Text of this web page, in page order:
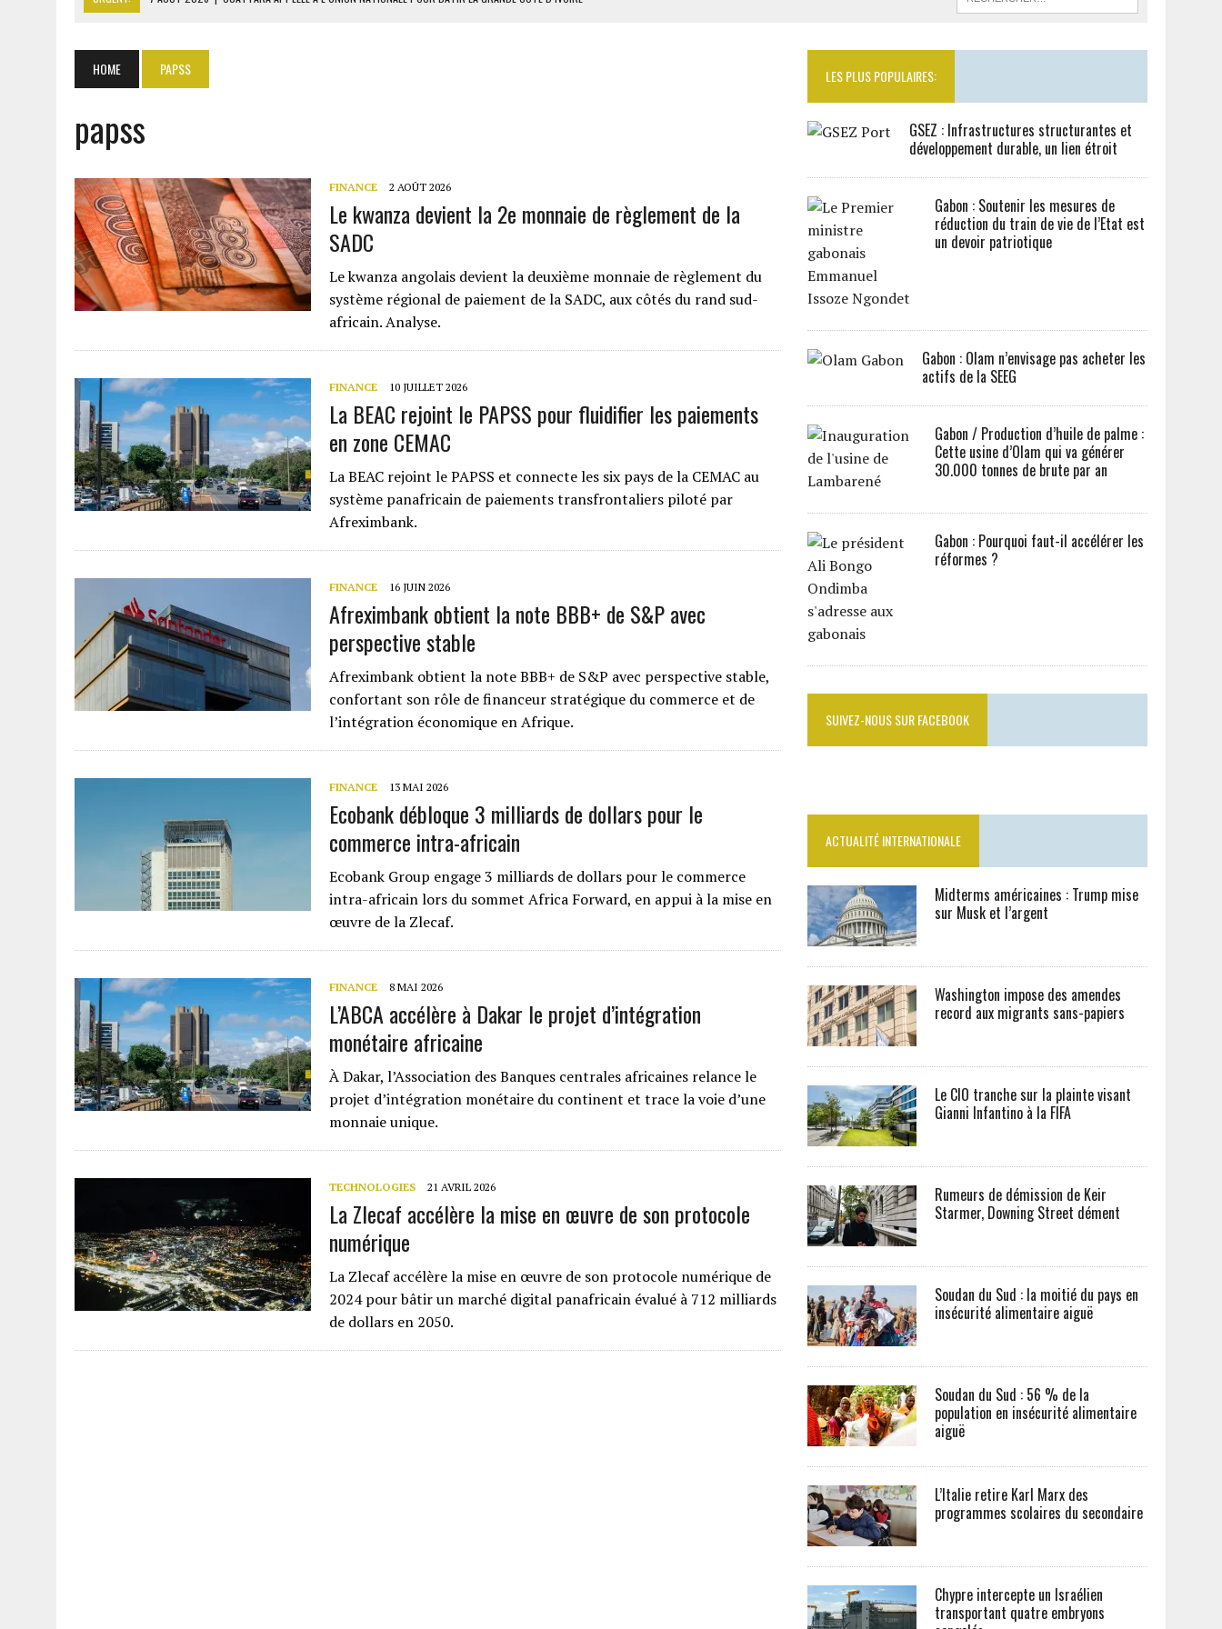
7 AOÛT 2026 | LE PREMIER MINISTRE GUINÉEN SALUE LE MODÈLE IVOIRIEN DE DÉVELOPPEMENT
HOME PAPSS
papss
FINANCE 2 AOÛT 2026
Le kwanza devient la 2e monnaie de règlement de la
SADC
Le kwanza angolais devient la deuxième monnaie de règlement du
système régional de paiement de la SADC, aux côtés du rand sud-
africain. Analyse.
FINANCE 10 JUILLET 2026
La BEAC rejoint le PAPSS pour fluidifier les paiements
en zone CEMAC
La BEAC rejoint le PAPSS et connecte les six pays de la CEMAC au
système panafricain de paiements transfrontaliers piloté par
Afreximbank.
FINANCE 16 JUIN 2026
Afreximbank obtient la note BBB+ de S&P avec
perspective stable
Afreximbank obtient la note BBB+ de S&P avec perspective stable,
confortant son rôle de financeur stratégique du commerce et de
l’intégration économique en Afrique.
FINANCE 13 MAI 2026
Ecobank débloque 3 milliards de dollars pour le
commerce intra-africain
Ecobank Group engage 3 milliards de dollars pour le commerce
intra-africain lors du sommet Africa Forward, en appui à la mise en
œuvre de la Zlecaf.
FINANCE 8 MAI 2026
L’ABCA accélère à Dakar le projet d’intégration
monétaire africaine
À Dakar, l’Association des Banques centrales africaines relance le
projet d’intégration monétaire du continent et trace la voie d’une
monnaie unique.
TECHNOLOGIES 21 AVRIL 2026
La Zlecaf accélère la mise en œuvre de son protocole
numérique
La Zlecaf accélère la mise en œuvre de son protocole numérique de
2024 pour bâtir un marché digital panafricain évalué à 712 milliards
de dollars en 2050.
LES PLUS POPULAIRES:
GSEZ : Infrastructures structurantes et
développement durable, un lien étroit
Gabon : Soutenir les mesures de
réduction du train de vie de l’Etat est
un devoir patriotique
Gabon : Olam n’envisage pas acheter les
actifs de la SEEG
Gabon / Production d’huile de palme :
Cette usine d’Olam qui va générer
30.000 tonnes de brute par an
Gabon : Pourquoi faut-il accélérer les
réformes ?
SUIVEZ-NOUS SUR FACEBOOK
ACTUALITÉ INTERNATIONALE
Midterms américaines : Trump mise
sur Musk et l’argent
Washington impose des amendes
record aux migrants sans-papiers
Le CIO tranche sur la plainte visant
Gianni Infantino à la FIFA
Rumeurs de démission de Keir
Starmer, Downing Street dément
Soudan du Sud : la moitié du pays en
insécurité alimentaire aiguë
Soudan du Sud : 56 % de la
population en insécurité alimentaire
aiguë
L’Italie retire Karl Marx des
programmes scolaires du secondaire
Chypre intercepte un Israélien
transportant quatre embryons